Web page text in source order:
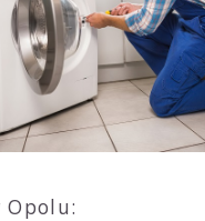
Opolu: